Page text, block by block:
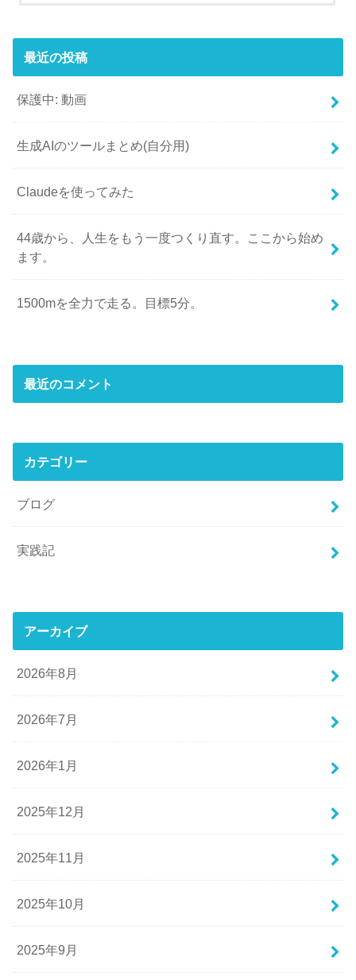
最近の投稿
保護中: 動画
生成AIのツールまとめ(自分用)
Claudeを使ってみた
44歳から、人生をもう一度つくり直す。ここから始め
ます。
1500mを全力で走る。目標5分。
最近のコメント
カテゴリー
ブログ
実践記
アーカイブ
2026年8月
2026年7月
2026年1月
2025年12月
2025年11月
2025年10月
2025年9月